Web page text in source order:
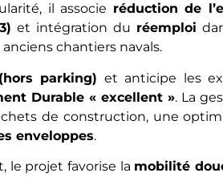
il associe réduction de
et intégration du réemploi
chantiers navals.
parking) et anticipe les
Durable « excellent ». La
de construction, une
enveloppes.
le projet favorise la mobilité